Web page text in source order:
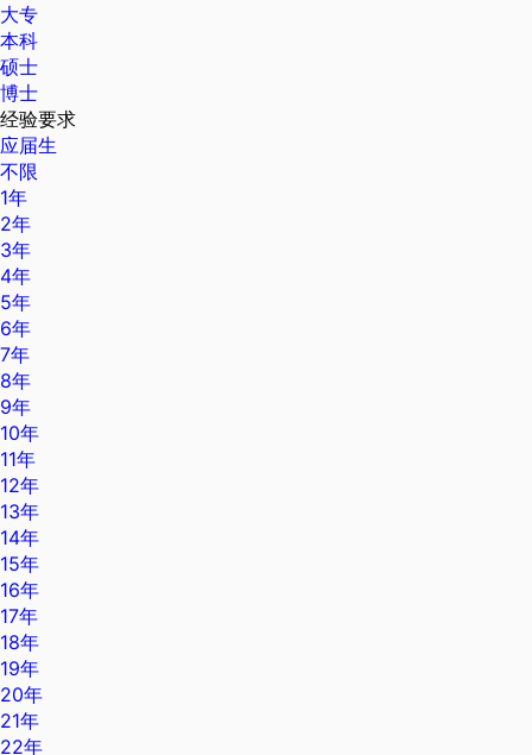
大专
本科
硕士
博士
经验要求
应届生
不限
1年
2年
3年
4年
5年
6年
7年
8年
9年
10年
11年
12年
13年
14年
15年
16年
17年
18年
19年
20年
21年
22年